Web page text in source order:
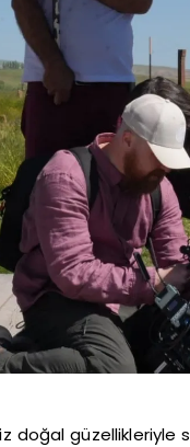
doğal güzellikleriyle